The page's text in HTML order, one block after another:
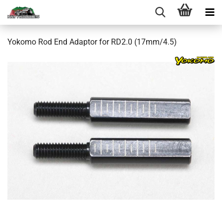
Yokomo Rod End Adaptor for RD2.0 (17mm/4.5)